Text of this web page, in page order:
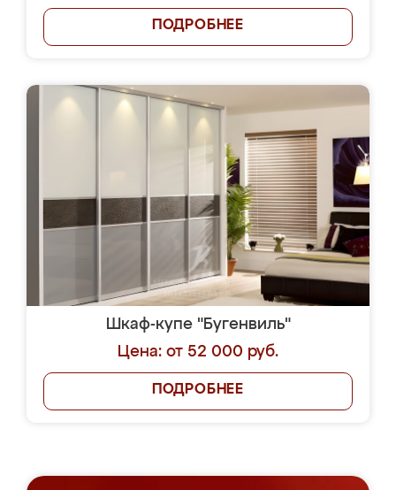
ПОДРОБНЕЕ
Шкаф-купе "Бугенвиль"
Цена: от 52 000 руб.
ПОДРОБНЕЕ